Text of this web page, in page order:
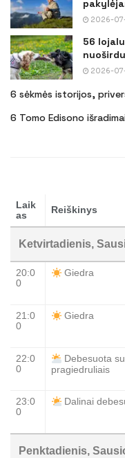
2026-
56
2026-
6 sėkmės istorijos,
6 Tomo Edisono
Laik
as
Reiškinys
Ketvirtadienis,
20:0
0
Giedra
21:0
0
Giedra
22:0
0
Debesuota su
pragiedruliais
23:0
0
Dalinai
Penktadienis,